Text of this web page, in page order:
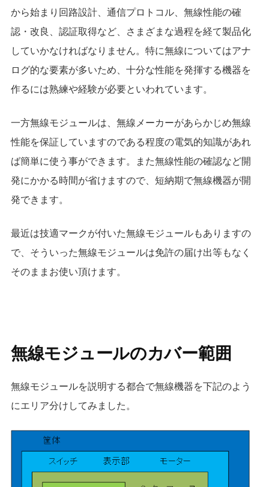
から始まり回路設計、通信プロトコル、無線性能の確
認・改良、認証取得など、さまざまな過程を経て製品化
していかなければなりません。特に無線についてはアナ
ログ的な要素が多いため、十分な性能を発揮する機器を
作るには熟練や経験が必要といわれています。
一方無線モジュールは、無線メーカーがあらかじめ無線
性能を保証していますのである程度の電気的知識があれ
ば簡単に使う事ができます。また無線性能の確認など開
発にかかる時間が省けますので、短納期で無線機器が開
発できます。
最近は技適マークが付いた無線モジュールもありますの
で、そういった無線モジュールは免許の届け出等もなく
そのままお使い頂けます。
無線モジュールのカバー範囲
無線モジュールを説明する都合で無線機器を下記のよう
にエリア分けしてみました。